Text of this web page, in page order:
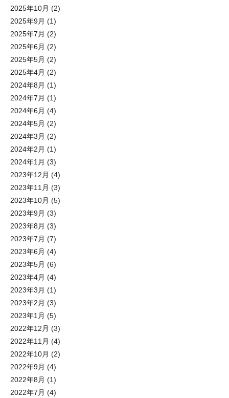
2025年10月 (2)
2025年9月 (1)
2025年7月 (2)
2025年6月 (2)
2025年5月 (2)
2025年4月 (2)
2024年8月 (1)
2024年7月 (1)
2024年6月 (4)
2024年5月 (2)
2024年3月 (2)
2024年2月 (1)
2024年1月 (3)
2023年12月 (4)
2023年11月 (3)
2023年10月 (5)
2023年9月 (3)
2023年8月 (3)
2023年7月 (7)
2023年6月 (4)
2023年5月 (6)
2023年4月 (4)
2023年3月 (1)
2023年2月 (3)
2023年1月 (5)
2022年12月 (3)
2022年11月 (4)
2022年10月 (2)
2022年9月 (4)
2022年8月 (1)
2022年7月 (4)